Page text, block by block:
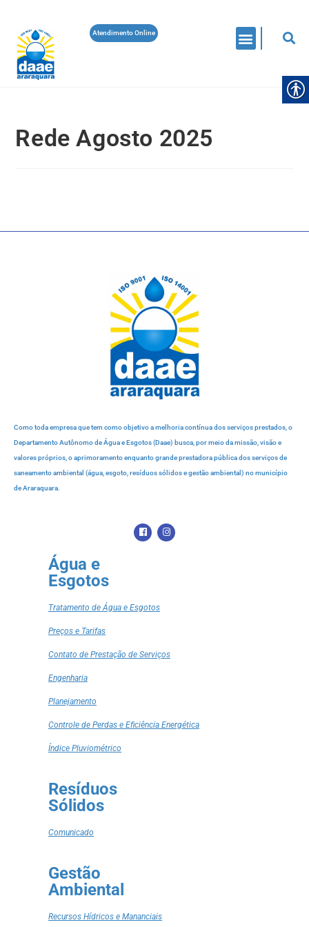
Atendimento Online
Rede Agosto 2025
Como toda empresa que tem como objetivo a melhoria contínua dos serviços prestados, o
Departamento Autônomo de Água e Esgotos (Daae) busca, por meio da missão, visão e
valores próprios, o aprimoramento enquanto grande prestadora pública dos serviços de
saneamento ambiental (água, esgoto, resíduos sólidos e gestão ambiental) no município
de Araraquara.
Água e
Esgotos
Tratamento de Água e Esgotos
Preços e Tarifas
Contato de Prestação de Serviços
Engenharia
Planejamento
Controle de Perdas e Eficiência Energética
Índice Pluviométrico
Resíduos
Sólidos
Comunicado
Gestão
Ambiental
Recursos Hídricos e Mananciais